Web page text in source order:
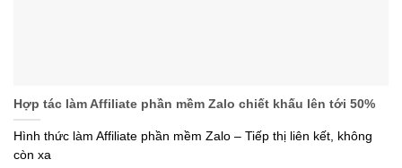
Hợp tác làm Affiliate phần mềm Zalo chiết khấu lên tới 50%
Hình thức làm Affiliate phần mềm Zalo – Tiếp thị liên kết, không
còn xa